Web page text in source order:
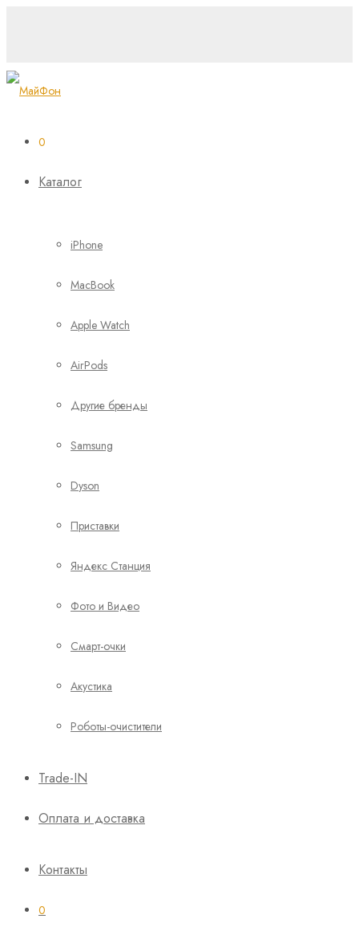
0
Каталог
iPhone
MacBook
Apple Watch
AirPods
Другие бренды
Samsung
Dyson
Приставки
Яндекс Станция
Фото и Видео
Смарт-очки
Акустика
Роботы-очистители
Trade-IN
Оплата и доставка
Контакты
0